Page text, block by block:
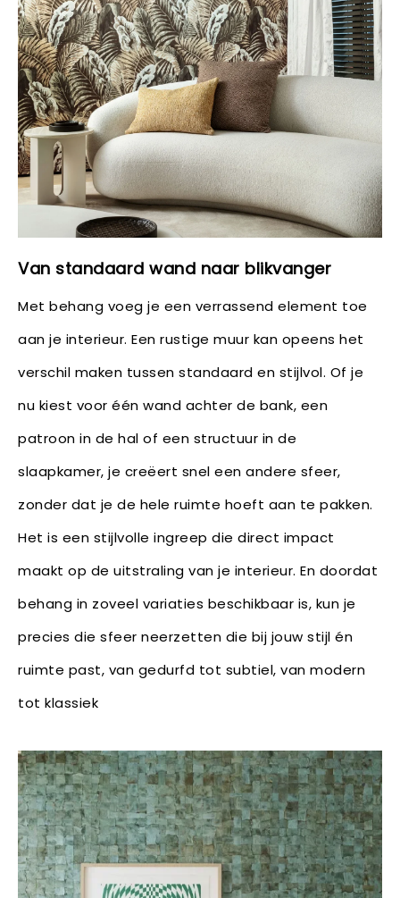
Van standaard wand naar blikvanger
Met behang voeg je een verrassend element toe
aan je interieur. Een rustige muur kan opeens het
verschil maken tussen standaard en stijlvol. Of je
nu kiest voor één wand achter de bank, een
patroon in de hal of een structuur in de
slaapkamer, je creëert snel een andere sfeer,
zonder dat je de hele ruimte hoeft aan te pakken.
Het is een stijlvolle ingreep die direct impact
maakt op de uitstraling van je interieur. En doordat
behang in zoveel variaties beschikbaar is, kun je
precies die sfeer neerzetten die bij jouw stijl én
ruimte past, van gedurfd tot subtiel, van modern
tot klassiek